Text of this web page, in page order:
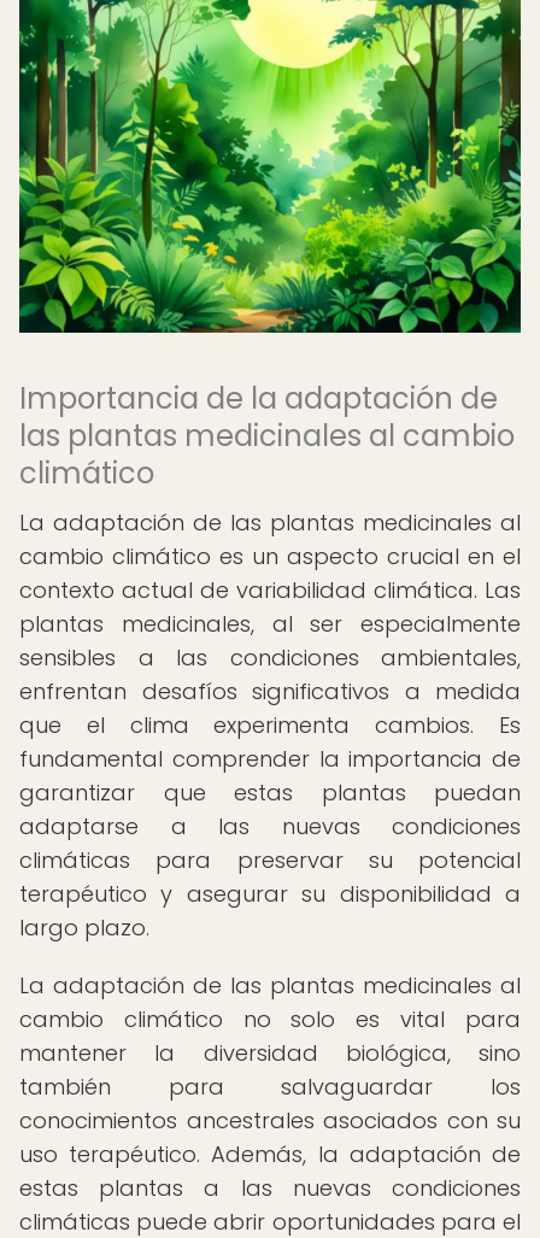
Importancia de la adaptación de
las plantas medicinales al cambio
climático
La adaptación de las plantas medicinales al
cambio climático es un aspecto crucial en el
contexto actual de variabilidad climática. Las
plantas medicinales, al ser especialmente
sensibles a las condiciones ambientales,
enfrentan desafíos significativos a medida
que el clima experimenta cambios. Es
fundamental comprender la importancia de
garantizar que estas plantas puedan
adaptarse a las nuevas condiciones
climáticas para preservar su potencial
terapéutico y asegurar su disponibilidad a
largo plazo.
La adaptación de las plantas medicinales al
cambio climático no solo es vital para
mantener la diversidad biológica, sino
también para salvaguardar los
conocimientos ancestrales asociados con su
uso terapéutico. Además, la adaptación de
estas plantas a las nuevas condiciones
climáticas puede abrir oportunidades para el